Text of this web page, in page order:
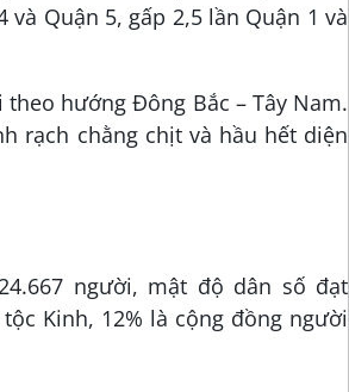
và Quận 5, gấp 2,5 lần Quận 1 và
hướng Đông Bắc – Tây Nam.
rạch chằng chịt và hầu hết diện
người, mật độ dân số đạt
Kinh, 12% là cộng đồng người